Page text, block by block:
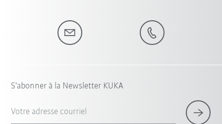
S'abonner à la Newsletter KUKA
Votre adresse courriel